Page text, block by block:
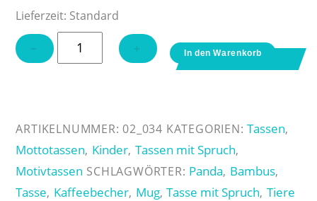
Lieferzeit: Standard
−
Tasse
mit
i
PANDAS
Menge
+ In den Warenkorb
ARTIKELNUMMER: 02_034 KATEGORIEN:Tassen,
Mottotassen, Kinder, Tassen mit Spruch,
Motivtassen SCHLAGWÖRTER: Panda, Bambus,
Tasse, Kaffeebecher, Mug,Tasse mit Spruch, Tiere